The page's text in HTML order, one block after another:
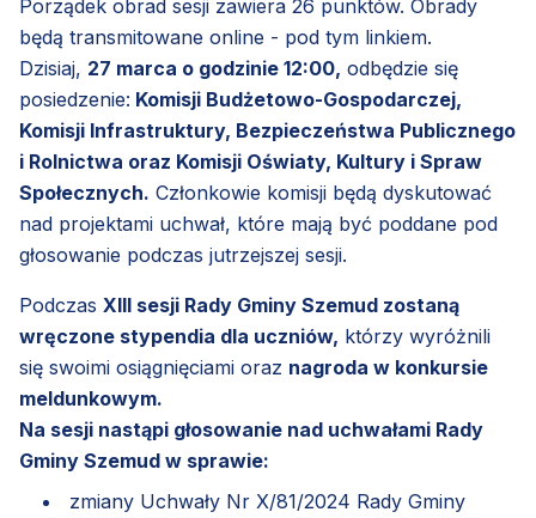
Porządek obrad sesji zawiera 26 punktów. Obrady
będą transmitowane online - pod tym linkiem.
Dzisiaj, 27 marca o godzinie 12:00, odbędzie się
posiedzenie: Komisji Budżetowo-Gospodarczej,
Komisji Infrastruktury, Bezpieczeństwa Publicznego
i Rolnictwa oraz Komisji Oświaty, Kultury i Spraw
Społecznych. Członkowie komisji będą dyskutować
nad projektami uchwał, które mają być poddane pod
głosowanie podczas jutrzejszej sesji.
Podczas XIII sesji Rady Gminy Szemud zostaną
wręczone stypendia dla uczniów, którzy wyróżnili
się swoimi osiągnięciami oraz nagroda w konkursie
meldunkowym.
Na sesji nastąpi głosowanie nad uchwałami Rady
Gminy Szemud w sprawie:
zmiany Uchwały Nr X/81/2024 Rady Gminy